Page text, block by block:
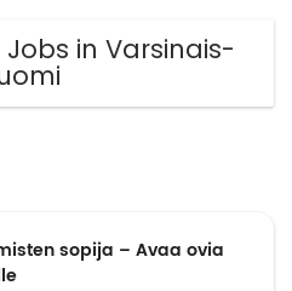
Jobs in Varsinais-
sopija – Avaa ovia